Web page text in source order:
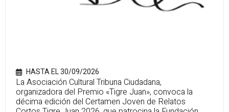
HASTA EL 30/09/2026
La Asociación Cultural Tribuna Ciudadana,
organizadora del Premio «Tigre Juan», convoca la
décima edición del Certamen Joven de Relatos